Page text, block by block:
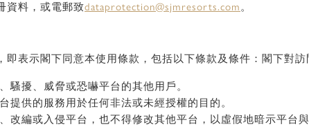
資料，或電郵致dataprotection@sjmresorts.com。
即表示閣下同意本使用條款，包括以下條款及條件：閣下對訪
騷擾、威脅或恐嚇平台的其他用戶。
提供的服務用於任何非法或未經授權的目的。
改編或入侵平台，也不得修改其他平台，以虛假地暗示平台